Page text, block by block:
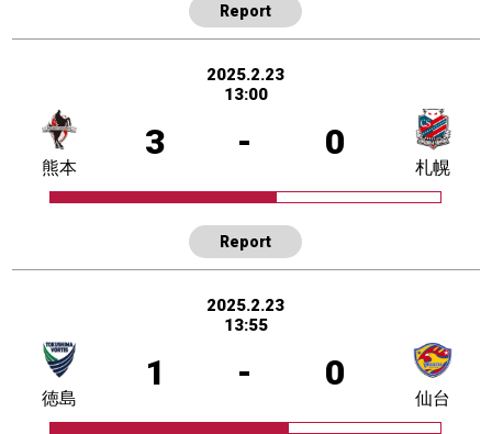
Report
2025.2.23
13:00
3 - 0
熊本 札幌
Report
2025.2.23
13:55
1 - 0
徳島 仙台